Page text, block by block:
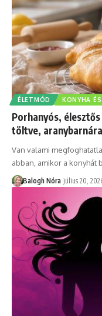
ÉLETMÓD KONYHA
Porhanyós,
töltve,
Van valami
abban, amikor a konyhát
Balogh Nóra július 20,